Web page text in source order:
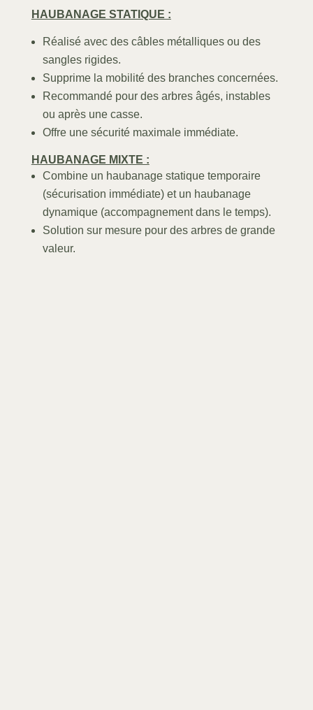
HAUBANAGE STATIQUE :
Réalisé avec des câbles métalliques ou des
sangles rigides.
Supprime la mobilité des branches concernées.
Recommandé pour des arbres âgés, instables
ou après une casse.
Offre une sécurité maximale immédiate.
HAUBANAGE MIXTE :
Combine un haubanage statique temporaire
(sécurisation immédiate) et un haubanage
dynamique (accompagnement dans le temps).
Solution sur mesure pour des arbres de grande
valeur.